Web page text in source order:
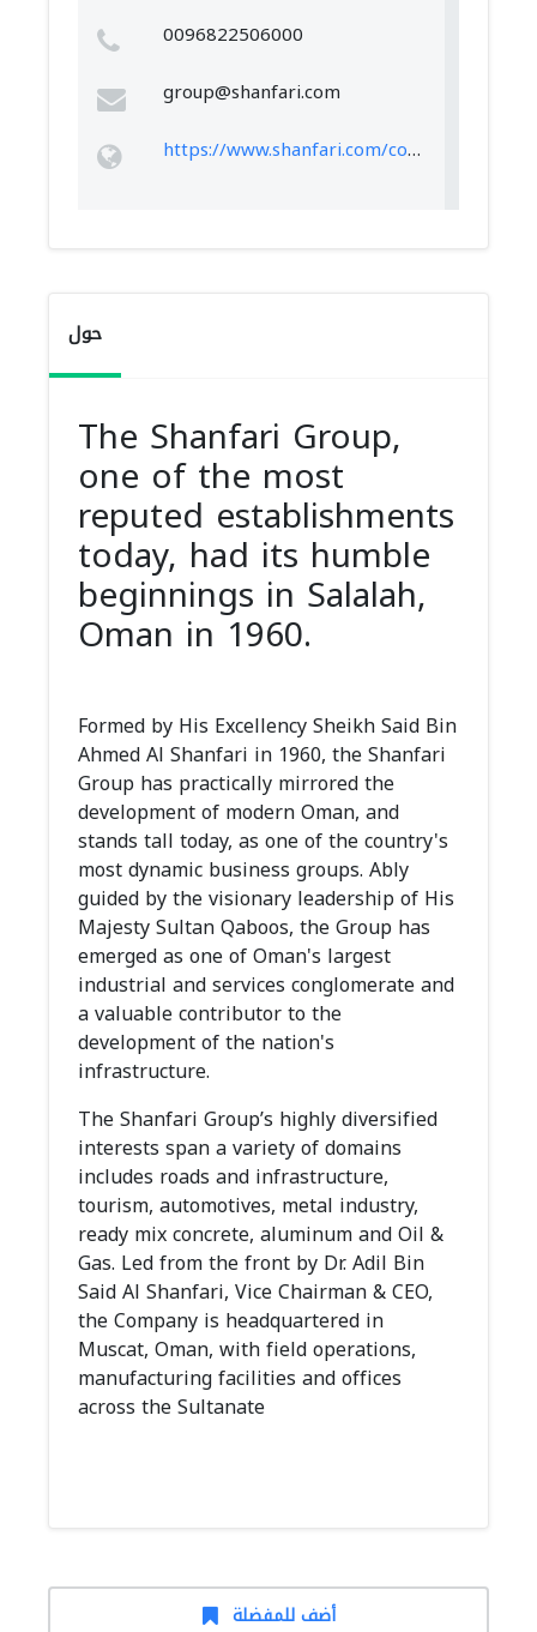
0096822506000
group@shanfari.com
https://www.shanfari.com/contact.php
حول
The Shanfari Group,
one of the most
reputed establishments
today, had its humble
beginnings in Salalah,
Oman in 1960.
Formed by His Excellency Sheikh Said Bin
Ahmed Al Shanfari in 1960, the Shanfari
Group has practically mirrored the
development of modern Oman, and
stands tall today, as one of the country's
most dynamic business groups. Ably
guided by the visionary leadership of His
Majesty Sultan Qaboos, the Group has
emerged as one of Oman's largest
industrial and services conglomerate and
a valuable contributor to the
development of the nation's
infrastructure.
The Shanfari Group’s highly diversified
interests span a variety of domains
includes roads and infrastructure,
tourism, automotives, metal industry,
ready mix concrete, aluminum and Oil &
Gas. Led from the front by Dr. Adil Bin
Said Al Shanfari, Vice Chairman & CEO,
the Company is headquartered in
Muscat, Oman, with field operations,
manufacturing facilities and offices
across the Sultanate
أضف للمفضلة